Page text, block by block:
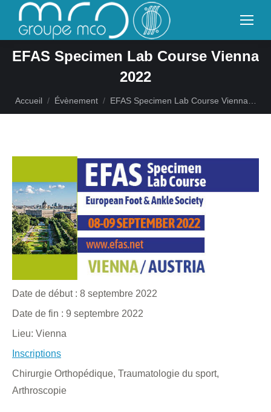
EFAS Specimen Lab Course Vienna
2022
Vous êtes ici :
Accueil Évènement EFAS Specimen Lab Course Vienna…
Date de début : 8 septembre 2022
Date de fin : 9 septembre 2022
Lieu: Vienna
Inscriptions
Chirurgie Orthopédique, Traumatologie du sport,
Arthroscopie